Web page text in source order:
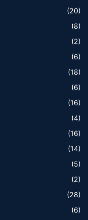
(20)
(8)
(2)
(6)
(18)
(6)
(16)
(4)
(16)
(14)
(5)
(2)
(28)
(6)